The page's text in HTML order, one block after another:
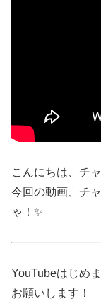
こんにちは、チ
今回の動画、チ
ゃ！✨
YouTubeはじめ
お願いします！